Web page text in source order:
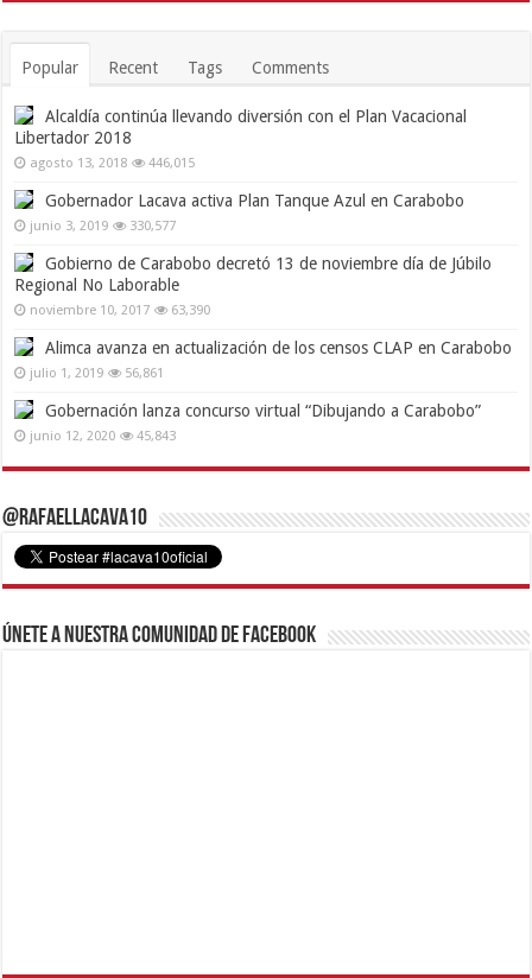
Popular Recent Tags Comments
Alcaldía continúa llevando diversión con el Plan Vacacional
Libertador 2018
agosto 13, 2018 446,015
Gobernador Lacava activa Plan Tanque Azul en Carabobo
junio 3, 2019 330,577
Gobierno de Carabobo decretó 13 de noviembre día de Júbilo
Regional No Laborable
noviembre 10, 2017 63,390
Alimca avanza en actualización de los censos CLAP en Carabobo
julio 1, 2019 56,861
Gobernación lanza concurso virtual “Dibujando a Carabobo”
junio 12, 2020 45,843
@RafaelLacava10
Únete a nuestra comunidad de Facebook